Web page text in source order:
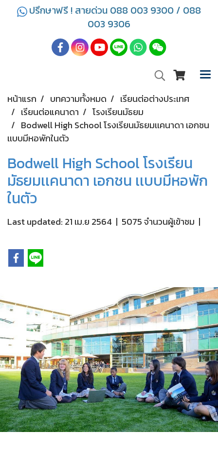
ปรึกษาฟรี ! สายด่วน 088 003 9300 / 088
003 9306
หน้าแรก บทความทั้งหมด
เรียนต่อต่างประเทศ
เรียนต่อแคนาดา
โรงเรียนมัธยม
Bodwell High School โรงเรียนมัธยมเเคนาดา เอกชน
เเบบมีหอพักในตัว
Bodwell High School โรงเรียน
มัธยมเเคนาดา เอกชน เเบบมีหอพัก
ในตัว
Last updated: 21 เม.ย 2564 | 5075 จำนวนผู้เข้าชม |